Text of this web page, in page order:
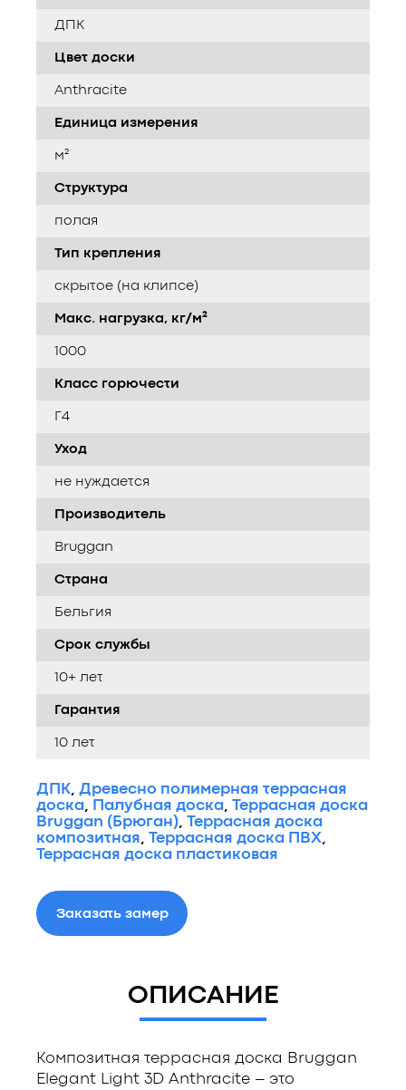
ДПК
Цвет доски
Anthracite
Единица измерения
м²
Структура
полая
Тип крепления
скрытое (на клипсе)
Макс. нагрузка, кг/м²
1000
Класс горючести
Г4
Уход
не нуждается
Производитель
Bruggan
Страна
Бельгия
Срок службы
10+ лет
Гарантия
10 лет
ДПК
Древесно полимерная террасная
доска
Палубная доска Террасная доска
Bruggan (Брюган) Террасная доска
композитная
Террасная доска ПВХ
Террасная доска пластиковая
Заказать замер
ОПИСАНИЕ
Композитная террасная доска Bruggan
Elegant Light 3D Anthracite – это